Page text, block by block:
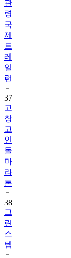
관
령
국
제
트
레
일
런
37
고
창
고
인
돌
마
라
톤
38
그
린
스
텝